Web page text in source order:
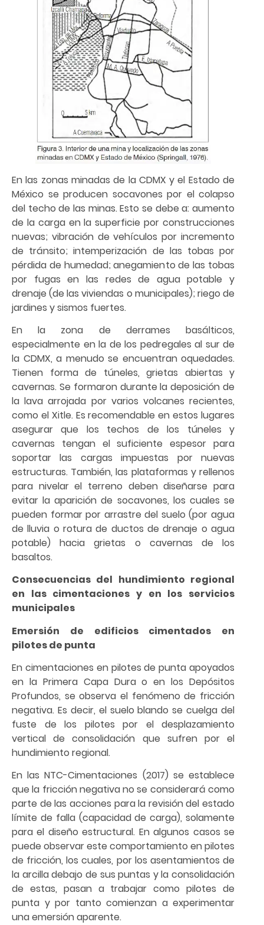
En las zonas minadas de la CDMX y el Estado de
México se producen socavones por el colapso
del techo de las minas. Esto se debe a: aumento
de la carga en la superficie por construcciones
nuevas; vibración de vehículos por incremento
de tránsito; intemperización de las tobas por
pérdida de humedad; anegamiento de las tobas
por fugas en las redes de agua potable y
drenaje (de las viviendas o municipales); riego de
jardines y sismos fuertes.
En la zona de derrames basálticos,
especialmente en la de los pedregales al sur de
la CDMX, a menudo se encuentran oquedades.
Tienen forma de túneles, grietas abiertas y
cavernas. Se formaron durante la deposición de
la lava arrojada por varios volcanes recientes,
como el Xitle. Es recomendable en estos lugares
asegurar que los techos de los túneles y
cavernas tengan el suficiente espesor para
soportar las cargas impuestas por nuevas
estructuras. También, las plataformas y rellenos
para nivelar el terreno deben diseñarse para
evitar la aparición de socavones, los cuales se
pueden formar por arrastre del suelo (por agua
de lluvia o rotura de ductos de drenaje o agua
potable) hacia grietas o cavernas de los
basaltos.
Consecuencias del hundimiento regional
en las cimentaciones y en los servicios
municipales
Emersión de edificios cimentados en
pilotes de punta
En cimentaciones en pilotes de punta apoyados
en la Primera Capa Dura o en los Depósitos
Profundos, se observa el fenómeno de fricción
negativa. Es decir, el suelo blando se cuelga del
fuste de los pilotes por el desplazamiento
vertical de consolidación que sufren por el
hundimiento regional.
En las NTC-Cimentaciones (2017) se establece
que la fricción negativa no se considerará como
parte de las acciones para la revisión del estado
límite de falla (capacidad de carga), solamente
para el diseño estructural. En algunos casos se
puede observar este comportamiento en pilotes
de fricción, los cuales, por los asentamientos de
la arcilla debajo de sus puntas y la consolidación
de estas, pasan a trabajar como pilotes de
punta y por tanto comienzan a experimentar
una emersión aparente.